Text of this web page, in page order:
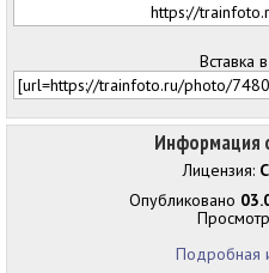
Информация
Лицензия:
Опубликовано
Подробная
Вставка